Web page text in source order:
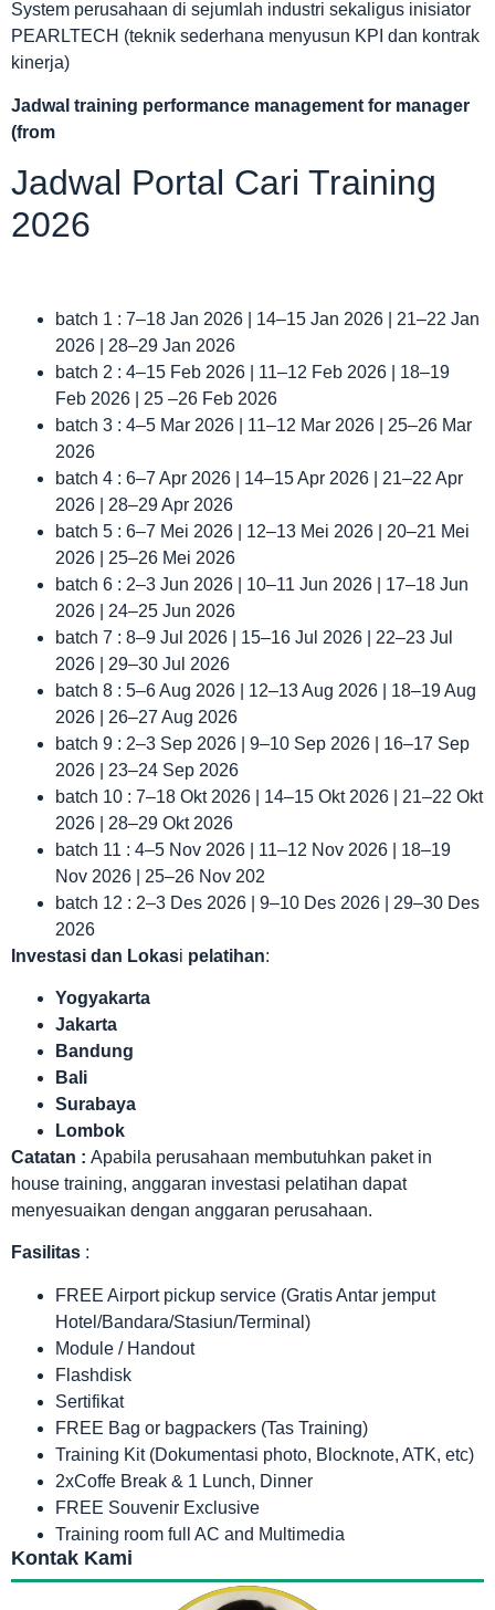
System perusahaan di sejumlah industri sekaligus inisiator
PEARLTECH (teknik sederhana menyusun KPI dan kontrak
kinerja)
Jadwal training performance management for manager
(from
Jadwal Portal Cari Training
2026
batch 1 : 7–18 Jan 2026 | 14–15 Jan 2026 | 21–22 Jan
2026 | 28–29 Jan 2026
batch 2 : 4–15 Feb 2026 | 11–12 Feb 2026 | 18–19
Feb 2026 | 25 –26 Feb 2026
batch 3 : 4–5 Mar 2026 | 11–12 Mar 2026 | 25–26 Mar
2026
batch 4 : 6–7 Apr 2026 | 14–15 Apr 2026 | 21–22 Apr
2026 | 28–29 Apr 2026
batch 5 : 6–7 Mei 2026 | 12–13 Mei 2026 | 20–21 Mei
2026 | 25–26 Mei 2026
batch 6 : 2–3 Jun 2026 | 10–11 Jun 2026 | 17–18 Jun
2026 | 24–25 Jun 2026
batch 7 : 8–9 Jul 2026 | 15–16 Jul 2026 | 22–23 Jul
2026 | 29–30 Jul 2026
batch 8 : 5–6 Aug 2026 | 12–13 Aug 2026 | 18–19 Aug
2026 | 26–27 Aug 2026
batch 9 : 2–3 Sep 2026 | 9–10 Sep 2026 | 16–17 Sep
2026 | 23–24 Sep 2026
batch 10 : 7–18 Okt 2026 | 14–15 Okt 2026 | 21–22 Okt
2026 | 28–29 Okt 2026
batch 11 : 4–5 Nov 2026 | 11–12 Nov 2026 | 18–19
Nov 2026 | 25–26 Nov 202
batch 12 : 2–3 Des 2026 | 9–10 Des 2026 | 29–30 Des
2026
Investasi dan Lokasi pelatihan:
Yogyakarta
Jakarta
Bandung
Bali
Surabaya
Lombok
Catatan : Apabila perusahaan membutuhkan paket in
house training, anggaran investasi pelatihan dapat
menyesuaikan dengan anggaran perusahaan.
Fasilitas :
FREE Airport pickup service (Gratis Antar jemput
Hotel/Bandara/Stasiun/Terminal)
Module / Handout
Flashdisk
Sertifikat
FREE Bag or bagpackers (Tas Training)
Training Kit (Dokumentasi photo, Blocknote, ATK, etc)
2xCoffe Break & 1 Lunch, Dinner
FREE Souvenir Exclusive
Training room full AC and Multimedia
Kontak Kami